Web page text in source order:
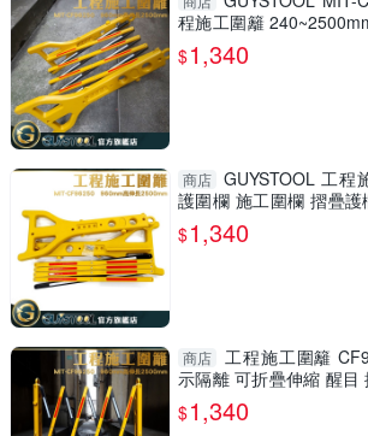
程施工圍籬
裝修 安全防護圍欄
$1,340
商店 GUYSTOOL 工
護圍欄 施工圍欄 摺疊
MIT-CF96250
$1,340
商店
工程施工圍籬
示隔離 可折疊伸縮 醒目
護圍欄 室內裝潢
$1,340